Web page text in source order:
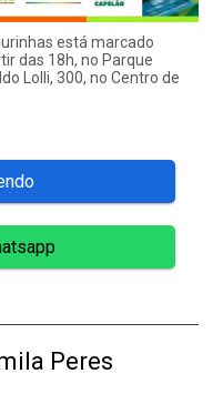
está marcado
das 18h, no Parque
Lolli, 300, no Centro de
Peres